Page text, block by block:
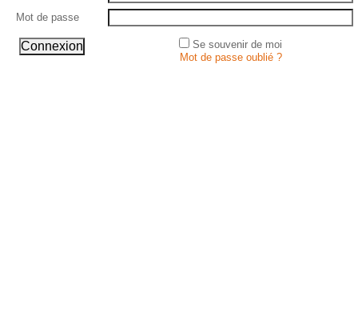
Mot de passe
Se souvenir de moi
Mot de passe oublié ?